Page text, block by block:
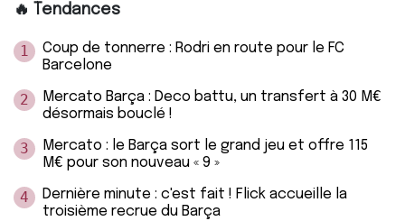
🔥 Tendances
1
Coup de tonnerre : Rodri en route pour le FC
Barcelone
2
Mercato Barça : Deco battu, un transfert à 30 M€
désormais bouclé !
3
Mercato : le Barça sort le grand jeu et offre 115
M€ pour son nouveau « 9 »
4
Dernière minute : c'est fait ! Flick accueille la
troisième recrue du Barça